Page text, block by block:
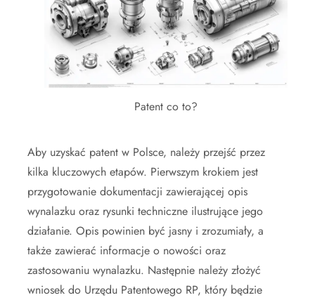
Patent co to?
Aby uzyskać patent w Polsce, należy przejść przez
kilka kluczowych etapów. Pierwszym krokiem jest
przygotowanie dokumentacji zawierającej opis
wynalazku oraz rysunki techniczne ilustrujące jego
działanie. Opis powinien być jasny i zrozumiały, a
także zawierać informacje o nowości oraz
zastosowaniu wynalazku. Następnie należy złożyć
wniosek do Urzędu Patentowego RP, który będzie